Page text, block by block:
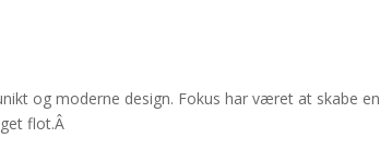
og moderne design. Fokus har været at skabe en
flot.Â